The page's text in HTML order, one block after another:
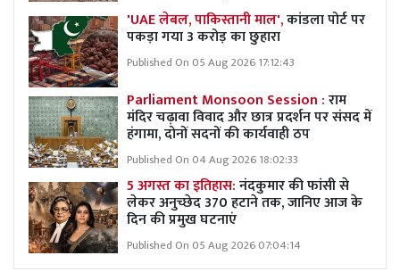
'UAE लेबल, पाकिस्तानी माल',कांडला पोर्ट पर
पकड़ा गया 3 करोड़ का छुहारा
Published On 05 Aug 2026 17:12:43
Parliament Monsoon Session :राम
मंदिर चढ़ावा विवाद और छात्र प्रदर्शन पर संसद में
हंगामा, दोनों सदनों की कार्यवाही ठप
Published On 04 Aug 2026 18:02:33
5 अगस्त का इतिहास:नंदकुमार की फांसी से
लेकर अनुच्छेद 370 हटाने तक, जानिए आज के
दिन की प्रमुख घटनाएं
Published On 05 Aug 2026 07:04:14